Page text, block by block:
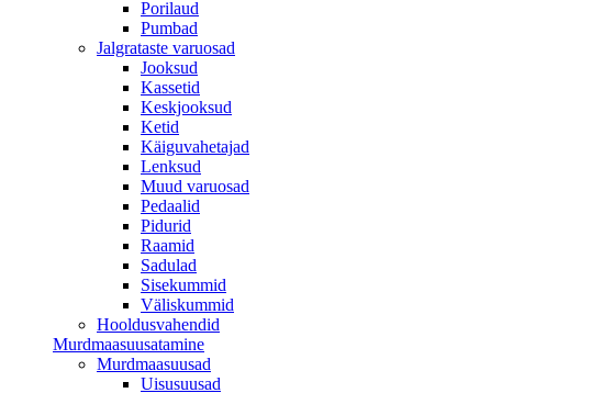
Porilaud
Pumbad
Jalgrataste varuosad
Jooksud
Kassetid
Keskjooksud
Ketid
Käiguvahetajad
Lenksud
Muud varuosad
Pedaalid
Pidurid
Raamid
Sadulad
Sisekummid
Väliskummid
Hooldusvahendid
Murdmaasuusatamine
Murdmaasuusad
Uisusuusad